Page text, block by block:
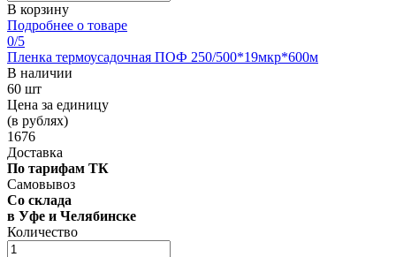
В корзину
Подробнее о товаре
0/5
Пленка термоусадочная ПОФ 250/500*19мкр*600м
В наличии
60 шт
Цена за единицу
(в рублях)
1676
Доставка
По тарифам ТК
Самовывоз
Со склада
в Уфе и Челябинске
Количество